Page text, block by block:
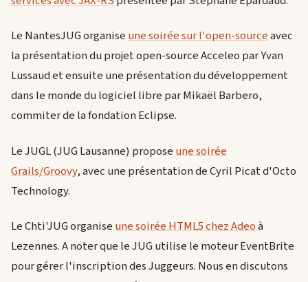
Le NantesJUG organiseune soirée sur l'open-sourceavec
la présentation du projet open-source Acceleo par Yvan
Lussaud et ensuite une présentation du développement
dans le monde du logiciel libre par Mikaël Barbero,
commiter de la fondation Eclipse.
Le JUGL (JUG Lausanne) proposeune soirée
Grails/Groovy, avec une présentation de Cyril Picat d'Octo
Technology.
Le Chti'JUG organiseune soirée HTML5 chez Adeoà
Lezennes. A noter que le JUG utilise le moteur EventBrite
pour gérer l'inscription des Juggeurs. Nous en discutons